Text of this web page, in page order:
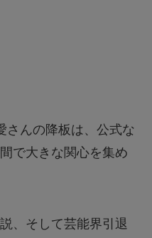
さんの降板は、公式な
で大きな関心を集め
、そして芸能界引退